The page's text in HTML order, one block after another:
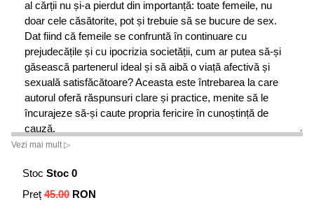
al cărții nu și-a pierdut din importanță: toate femeile, nu
doar cele căsătorite, pot și trebuie să se bucure de sex.
Dat fiind că femeile se confruntă în continuare cu
prejudecățile și cu ipocrizia societății, cum ar putea să-și
găsească partenerul ideal și să aibă o viață afectivă și
sexuală satisfăcătoare? Aceasta este întrebarea la care
autorul oferă răspunsuri clare și practice, menite să le
încurajeze să-și caute propria fericire în cunoștință de
cauză.
Vezi mai mult ▷
Stoc Stoc 0
Preț 45.00 RON